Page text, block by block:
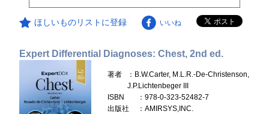
ほしいものリストに登録 いいね
Expert Differential Diagnoses: Chest, 2nd ed.
著者
：B.W.Carter, M.L.R.-De-Christenson,
J.P.Lichtenbeger III
ISBN
：978-0-323-52482-7
出版社
：AMIRSYS,INC.